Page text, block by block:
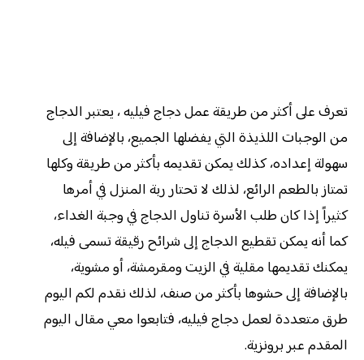
تعرف على أكثر من طريقة عمل دجاج فيليه ، يعتبر الدجاج
من الوجبات اللذيذة التي يفضلها الجميع، بالإضافة إلى
سهولة إعداده، كذلك يمكن تقديمه بأكثر من طريقة وكلها
تمتاز بالطعم الرائع، لذلك لا تحتار ربة المنزل في أمرها
كثيراً إذا كان طلب الأسرة تناول الدجاج في وجبة الغداء،
كما أنه يمكن تقطيع الدجاج إلى شرائح رقيقة تسمى فيله،
يمكنك تقديمها مقلية في الزيت ومقرمشة، أو مشوية،
بالإضافة إلى حشوها بأكثر من صنف، لذلك نقدم لكم اليوم
طرق متعددة لعمل دجاج فيليه، فتابعوا معي مقال اليوم
المقدم عبر برونزية.